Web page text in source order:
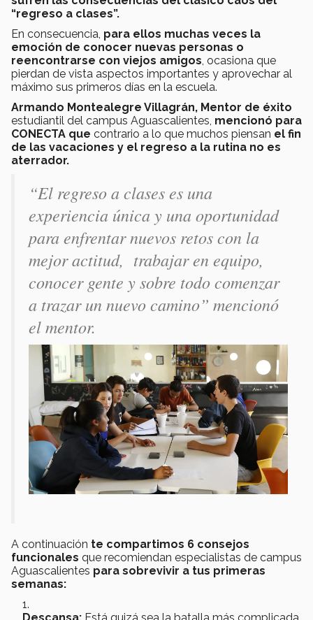
“regreso a clases”.
En consecuencia, para ellos muchas veces la
emoción de conocer nuevas personas o
reencontrarse con viejos amigos , ocasiona que
pierdan de vista aspectos importantes y aprovechar al
máximo sus primeros días en la escuela.
Armando Montealegre Villagrán, Mentor de éxito
estudiantil del campus Aguascalientes, mencionó para
CONECTA que contrario a lo que muchos piensan el fin
de las vacaciones y el regreso a la rutina no es
aterrador.
“El regreso a clases es una
experiencia única y una oportunidad
para enfrentar nuevos retos con la
mejor actitud, trabajar en equipo,
conocer gente y sobre todo comenzar
a trazar un nuevo camino” mencionó
el mentor.
A continuación te compartimos 6 consejos
funcionales que recomiendan especialistas de campus
Aguascalientes para sobrevivir a tus primeras
semanas: